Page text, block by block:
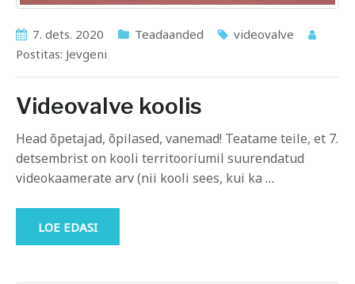
7. dets. 2020 Teadaanded
videovalve
Postitas: Jevgeni
Videovalve koolis
Head õpetajad, õpilased, vanemad! Teatame teile, et 7.
detsembrist on kooli territooriumil suurendatud
videokaamerate arv (nii kooli sees, kui ka …
LOE EDASI